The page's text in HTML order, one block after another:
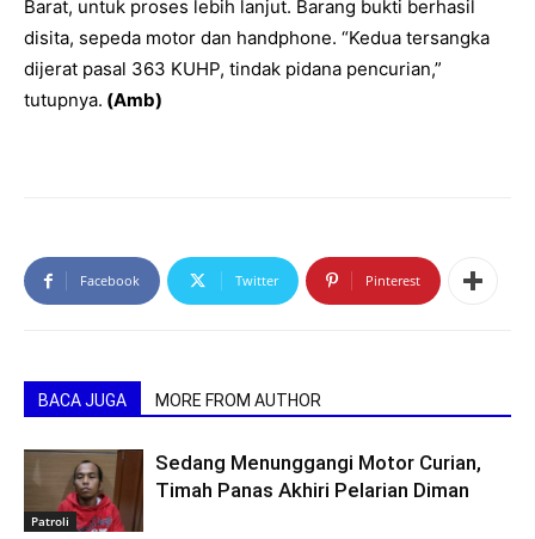
Barat, untuk proses lebih lanjut. Barang bukti berhasil
disita, sepeda motor dan handphone. “Kedua tersangka
dijerat pasal 363 KUHP, tindak pidana pencurian,”
tutupnya. (Amb)
Facebook Twitter Pinterest
BACA JUGA MORE FROM AUTHOR
Patroli
Sedang Menunggangi Motor Curian,
Timah Panas Akhiri Pelarian Diman